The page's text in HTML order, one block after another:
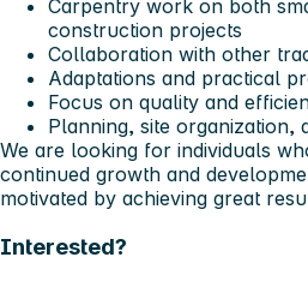
Carpentry work on both
construction projects
Collaboration with other
Adaptations and practical
Focus on quality and
Planning, site organization,
We are looking for individuals
continued growth and
motivated by achieving great
Interested?